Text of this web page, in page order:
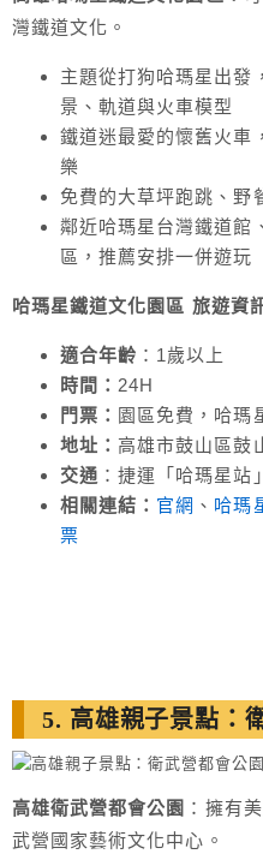
灣鐵道文化。
主題從打狗哈瑪星出發
景、軌道與火車模型
鐵道迷最愛的懷舊火車
樂
免費的大草坪跑跳、野
鄰近哈瑪星台灣鐵道館
區，推薦安排一併遊玩
哈瑪星鐵道文化園區 旅遊資
適合年齡 ：1歲以上
時間： 24H
門票： 園區免費，哈瑪
地址： 高雄市鼓山區鼓
交通 ：捷運「哈瑪星站
相關連結： 官網 、 哈瑪
票
5. 高雄親子景點：
高雄衛武營都會公園 ：擁有
武營國家藝術文化中心。